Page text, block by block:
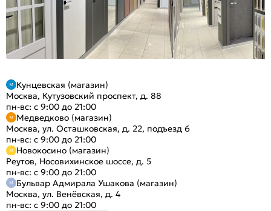
Кунцевская (магазин)
Москва, Кутузовский проспект, д. 88
пн-вс: с 9:00 до 21:00
Медведково (магазин)
Москва, ул. Осташковская, д. 22, подъезд 6
пн-вс: с 9:00 до 21:00
Новокосино (магазин)
Реутов, Носовихинское шоссе, д. 5
пн-вс: с 9:00 до 21:00
Бульвар Адмирала Ушакова (магазин)
Москва, ул. Венёвская, д. 4
пн-вс: с 9:00 до 21:00